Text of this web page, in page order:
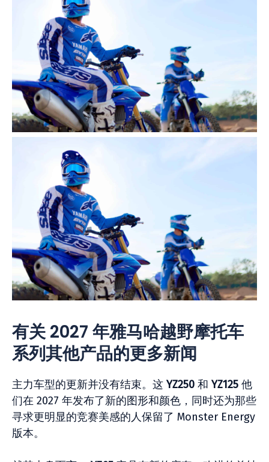
有关 2027 年雅马哈越野摩托车
系列其他产品的更多新闻
主力车型的更新并没有结束。这 YZ250 和 YZ125 他
们在 2027 年发布了新的图形和颜色，同时还为那些
寻求更明显的竞赛美感的人保留了 Monster Energy
版本。